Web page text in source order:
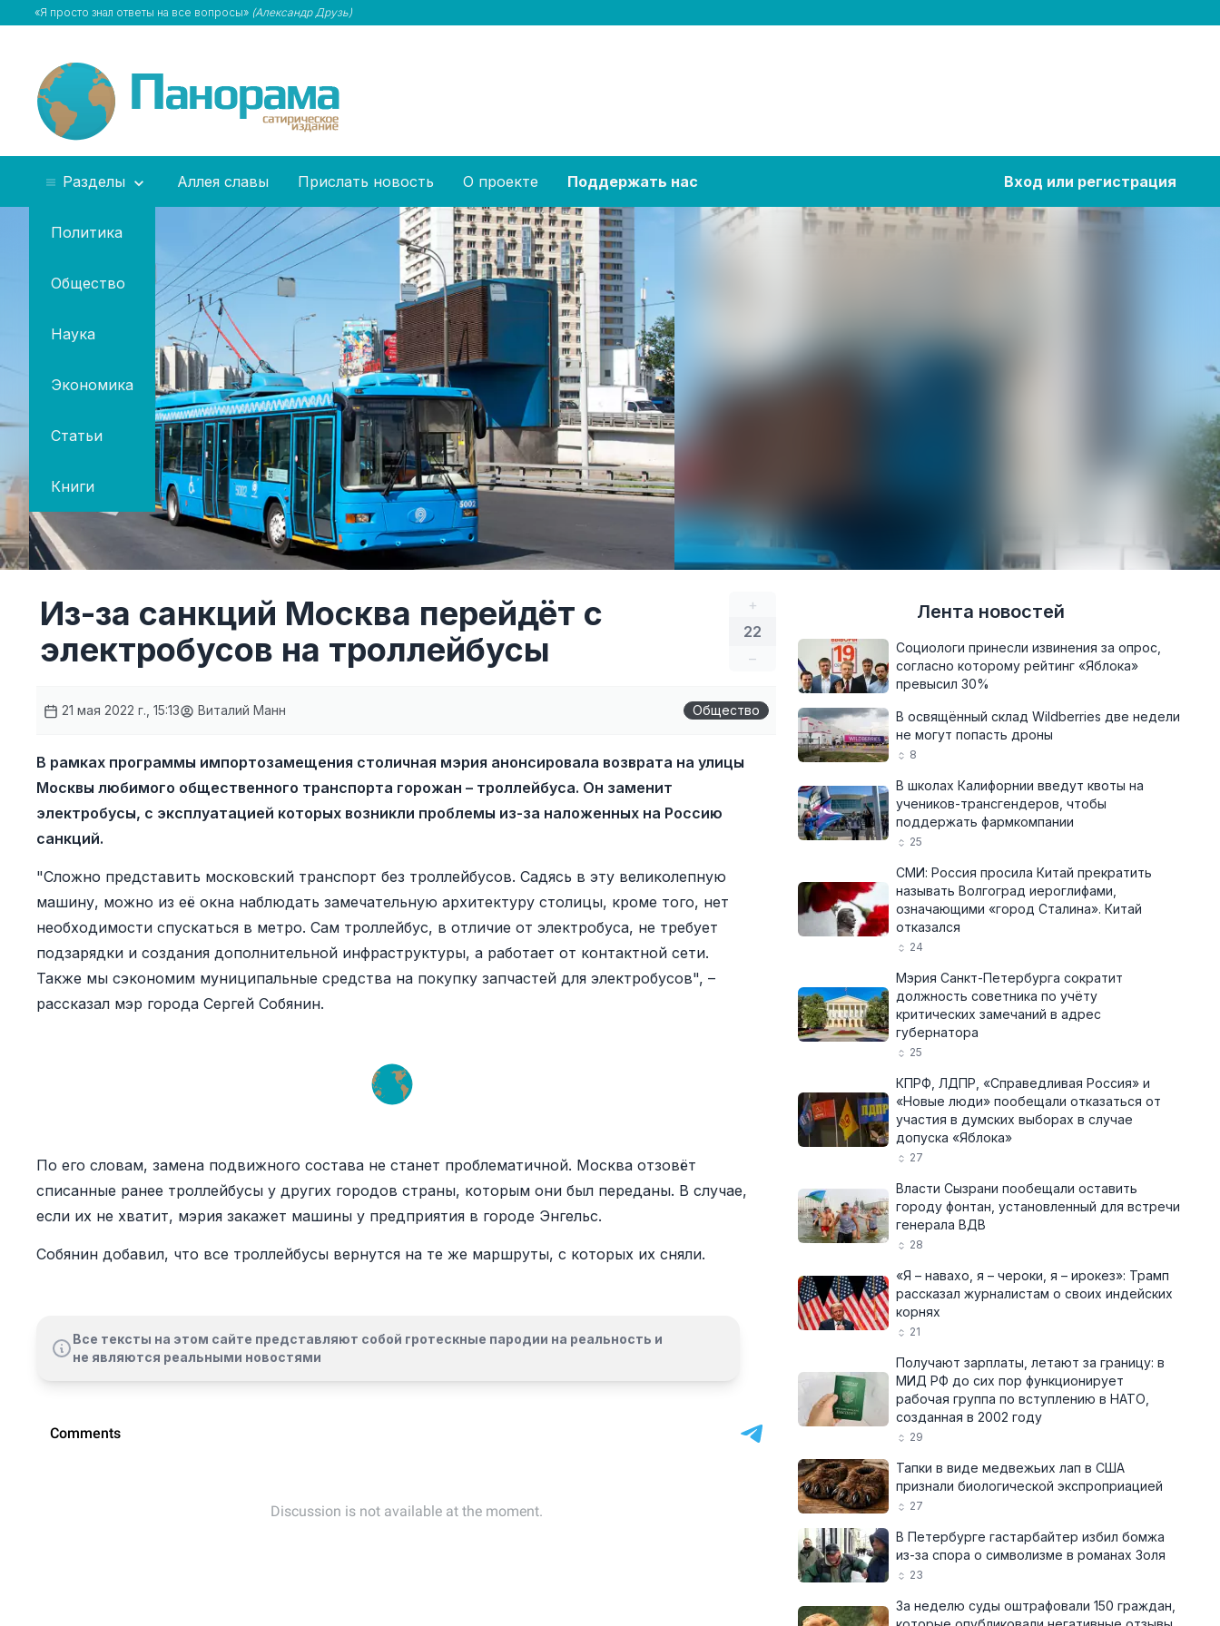
«Я просто знал ответы на все вопросы» (Александр Друзь)
Разделы
Политика
Общество
Наука
Экономика
Статьи
Книги
Аллея славы Прислать новость О проекте Поддержать нас Вход или регистрация
+
22
–
Из-за санкций Москва перейдёт с
электробусов на троллейбусы
21 мая 2022 г., 15:13 Виталий Манн Общество
В рамках программы импортозамещения столичная мэрия анонсировала возврата на улицы
Москвы любимого общественного транспорта горожан – троллейбуса. Он заменит
электробусы, с эксплуатацией которых возникли проблемы из-за наложенных на Россию
санкций.
"Сложно представить московский транспорт без троллейбусов. Садясь в эту великолепную
машину, можно из её окна наблюдать замечательную архитектуру столицы, кроме того, нет
необходимости спускаться в метро. Сам троллейбус, в отличие от электробуса, не требует
подзарядки и создания дополнительной инфраструктуры, а работает от контактной сети.
Также мы сэкономим муниципальные средства на покупку запчастей для электробусов", –
рассказал мэр города Сергей Собянин.
По его словам, замена подвижного состава не станет проблематичной. Москва отзовёт
списанные ранее троллейбусы у других городов страны, которым они был переданы. В случае,
если их не хватит, мэрия закажет машины у предприятия в городе Энгельс.
Собянин добавил, что все троллейбусы вернутся на те же маршруты, с которых их сняли.
Все тексты на этом сайте представляют собой гротескные пародии на реальность и
не являются реальными новостями
Лента новостей
Социологи принесли извинения за опрос,
согласно которому рейтинг «Яблока»
превысил 30%
В освящённый склад Wildberries две недели
не могут попасть дроны
8
В школах Калифорнии введут квоты на
учеников-трансгендеров, чтобы
поддержать фармкомпании
25
СМИ: Россия просила Китай прекратить
называть Волгоград иероглифами,
означающими «город Сталина». Китай
отказался
24
Мэрия Санкт-Петербурга сократит
должность советника по учёту
критических замечаний в адрес
губернатора
25
КПРФ, ЛДПР, «Справедливая Россия» и
«Новые люди» пообещали отказаться от
участия в думских выборах в случае
допуска «Яблока»
27
Власти Сызрани пообещали оставить
городу фонтан, установленный для встречи
генерала ВДВ
28
«Я – навахо, я – чероки, я – ирокез»: Трамп
рассказал журналистам о своих индейских
корнях
21
Получают зарплаты, летают за границу: в
МИД РФ до сих пор функционирует
рабочая группа по вступлению в НАТО,
созданная в 2002 году
29
Тапки в виде медвежьих лап в США
признали биологической экспроприацией
27
В Петербурге гастарбайтер избил бомжа
из-за спора о символизме в романах Золя
23
За неделю суды оштрафовали 150 граждан,